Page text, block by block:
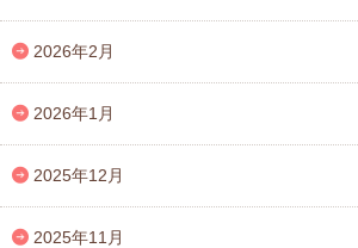
2026年2月
2026年1月
2025年12月
2025年11月